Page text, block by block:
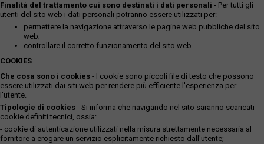
Finalità del trattamento cui sono destinati i dati personali - Per tutti gli
utenti del sito web i dati personali potranno essere utilizzati per:
permettere la navigazione attraverso le pagine web pubbliche del sito
web;
controllare il corretto funzionamento del sito web.
COOKIES
Che cosa sono i cookies - I cookie sono piccoli file di testo che possono
essere utilizzati dai siti web per rendere più efficiente l'esperienza per
l'utente.
Tipologie di cookies - Si informa che navigando nel sito saranno scaricati
cookie definiti tecnici, ossia:
- cookie di autenticazione utilizzati nella misura strettamente necessaria al
fornitore a erogare un servizio esplicitamente richiesto dall'utente;